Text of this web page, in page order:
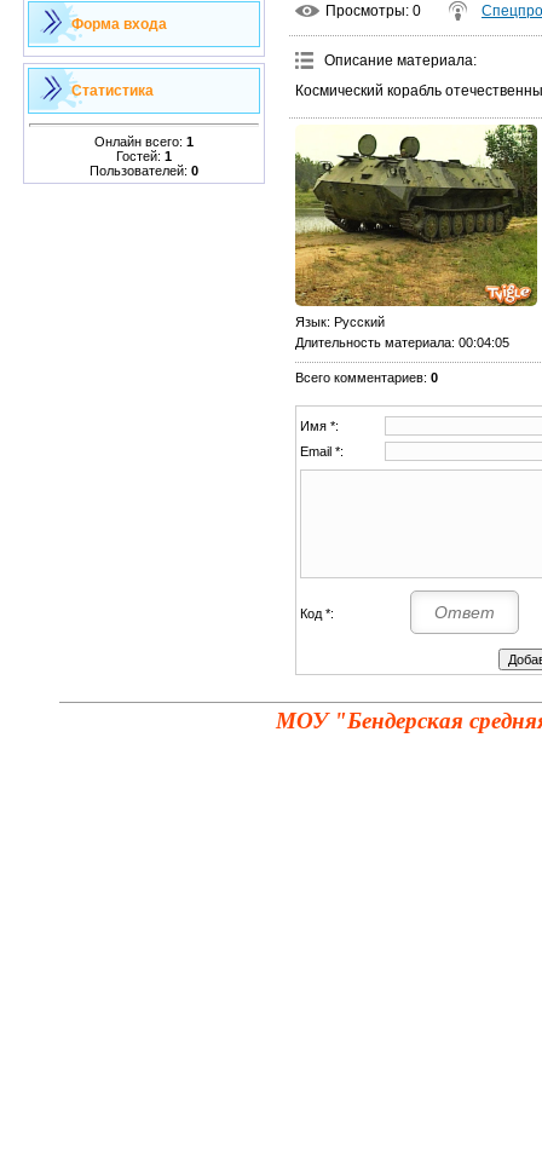
Форма входа
Статистика
Онлайн всего: 1
Гостей: 1
Пользователей: 0
Просмотры: 0
Описание материала:
Космический корабль
Язык: Русский
Длительность материала: 00:04:05
Всего комментариев: 0
Имя *:
Email *:
Код *:
МОУ "Бендерская